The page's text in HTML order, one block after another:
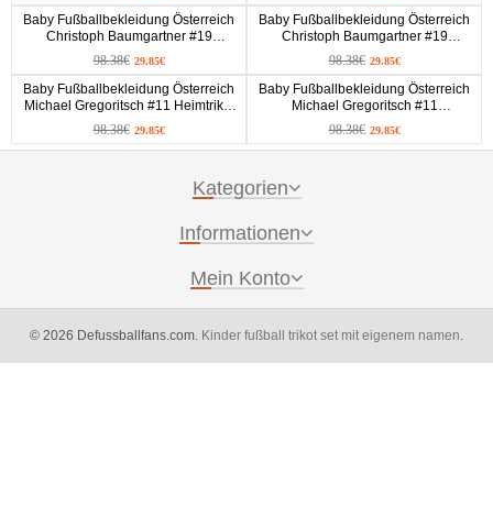
Baby Fußballbekleidung Österreich
Christoph Baumgartner #19
Heimtrikot EM 2024 Kurzarm (+
kurze hosen)
98.38€ 29.85€
Baby Fußballbekleidung Österreich
Christoph Baumgartner #19
Auswärtstrikot EM 2024 Kurzarm (+
kurze hosen)
98.38€ 29.85€
Baby Fußballbekleidung Österreich
Michael Gregoritsch #11 Heimtrikot
EM 2024 Kurzarm (+ kurze hosen)
98.38€ 29.85€
Baby Fußballbekleidung Österreich
Michael Gregoritsch #11
Auswärtstrikot EM 2024 Kurzarm (+
kurze hosen)
98.38€ 29.85€
Kategorien
Informationen
Mein Konto
© 2026 Defussballfans.com. Kinder fußball trikot set mit eigenem namen